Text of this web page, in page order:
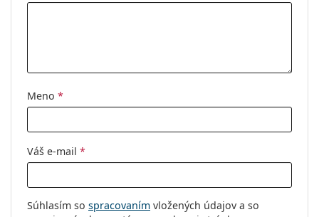
Meno *
Váš e-mail *
Súhlasím so spracovaním vložených údajov a so